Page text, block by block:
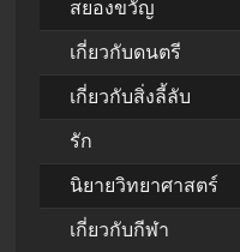
สยองขวัญ
เกี่ยวกับดนตรี
เกี่ยวกับสิ่งลี้ลับ
รัก
นิยายวิทยาศาสตร์
เกี่ยวกับกีฬา